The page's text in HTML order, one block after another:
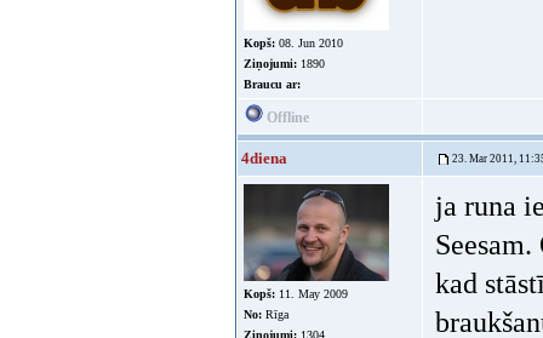
Kopš: 08. Jun 2010
Ziņojumi: 1890
Braucu ar:
Offline
4diena 23. Mar 2011,
Kopš: 11. May 2009
No: Rīga
Ziņojumi: 1304
ja runa
kad